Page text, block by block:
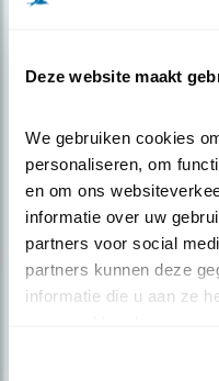
Deze website maakt
We gebruiken cookies
personaliseren, om
en om ons
informatie over uw
partners voor social
partners kunnen deze
informatie die u aan ze
over vogels en